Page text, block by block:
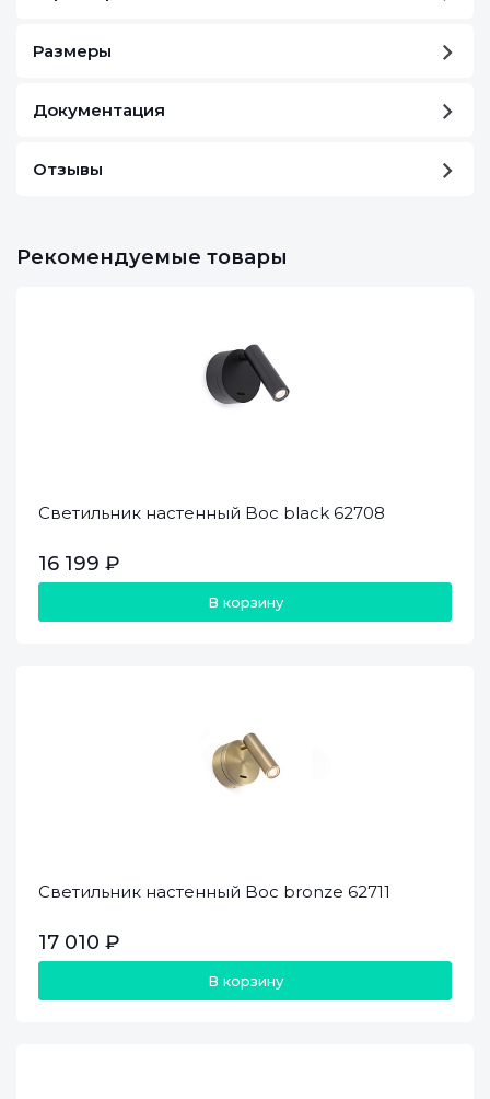
Размеры
Документация
Отзывы
Рекомендуемые товары
Светильник настенный Boc black 62708
16 199 ₽
В корзину
Светильник настенный Boc bronze 62711
17 010 ₽
В корзину